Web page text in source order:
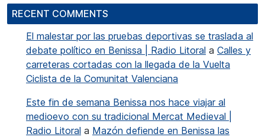
RECENT COMMENTS
El malestar por las pruebas deportivas se traslada al
debate político en Benissa | Radio Litoral a Calles y
carreteras cortadas con la llegada de la Vuelta
Ciclista de la Comunitat Valenciana
Este fin de semana Benissa nos hace viajar al
medioevo con su tradicional Mercat Medieval |
Radio Litoral a Mazón defiende en Benissa las